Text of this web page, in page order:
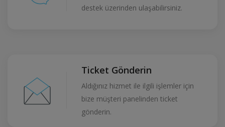
destek üzerinden ulaşabilirsiniz.
Ticket Gönderin
Aldığınız hizmet ile ilgili işlemler için
bize müşteri panelinden ticket
gönderin.